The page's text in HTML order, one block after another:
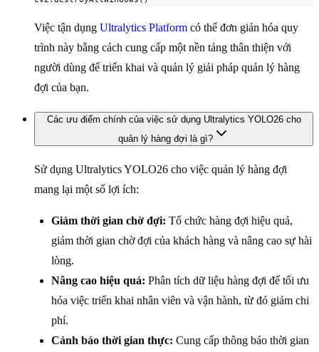
Việc tận dụng Ultralytics Platform có thể đơn giản hóa quy
trình này bằng cách cung cấp một nền tảng thân thiện với
người dùng để triển khai và quản lý giải pháp quản lý hàng
đợi của bạn.
Các ưu điểm chính của việc sử dụng Ultralytics YOLO26 cho
quản lý hàng đợi là gì?
Sử dụng Ultralytics YOLO26 cho việc quản lý hàng đợi
mang lại một số lợi ích:
Giảm thời gian chờ đợi: Tổ chức hàng đợi hiệu quả,
giảm thời gian chờ đợi của khách hàng và nâng cao sự hài
lòng.
Nâng cao hiệu quả: Phân tích dữ liệu hàng đợi để tối ưu
hóa việc triển khai nhân viên và vận hành, từ đó giảm chi
phí.
Cảnh báo thời gian thực: Cung cấp thông báo thời gian